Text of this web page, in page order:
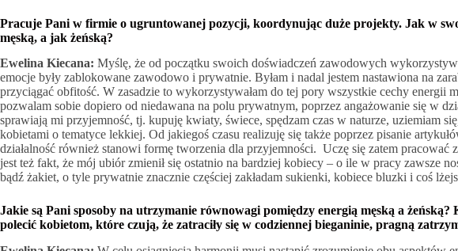
Pracuje Pani w firmie o ugruntowanej pozycji, koordynując duże projekty. Jak w
męską, a jak żeńską?
Ewelina Kiecana: Myślę, że od początku swoich doświadczeń zawodowych
emocje były zablokowane zawodowo i prywatnie. Byłam i nadal jestem nastawiona na
przyciągać obfitość. W zasadzie to wykorzystywałam do tej pory wszystkie cechy energii
pozwalam sobie dopiero od niedawana na polu prywatnym, poprzez angażowanie się w
sprawiają mi przyjemność, tj. kupuję kwiaty, świece, spędzam czas w naturze, uziemiam
kobietami o tematyce lekkiej. Od jakiegoś czasu realizuję się także poprzez pisanie
działalność również stanowi formę tworzenia dla przyjemności. Uczę się zatem pracować
jest też fakt, że mój ubiór zmienił się ostatnio na bardziej kobiecy – o ile w pracy zawsze
bądź żakiet, o tyle prywatnie znacznie częściej zakładam sukienki, kobiece bluzki i coś
Jakie są Pani sposoby na utrzymanie równowagi pomiędzy energią męską a żeńską?
polecić kobietom, które czują, że zatraciły się w codziennej bieganinie, pragną